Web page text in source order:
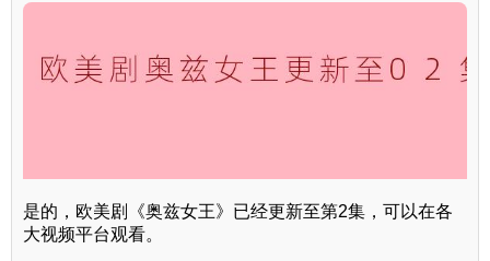
是的，欧美剧《奥兹女王》已经更新至第2集，可以在各
大视频平台观看。